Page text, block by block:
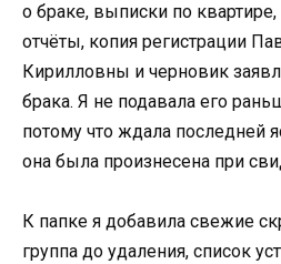
о браке, выписки по
отчёты, копия регистрации
Кирилловны и черновик
брака. Я не подавала его
потому что ждала последней
она была произнесена при
К папке я добавила свежие
группа до удаления, список